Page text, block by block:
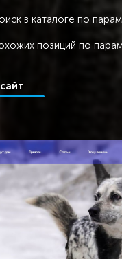
в каталоге по
позиций по